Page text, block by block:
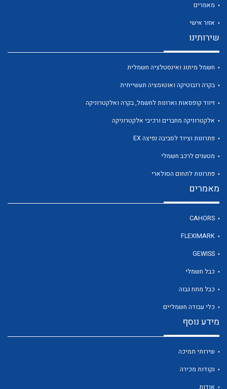
לכל מוצרי היצרן
מאמרים
אזור אישי
שירותינו
חשמל מיתוג ואינסטלציה חשמלית
בקרה רובוטיקה ואוטומציה תעשייתית
זיווד קופסאות וארונות לחשמל, בקרה ואלקטרוניקה
אלקטרוניקה מחברים ורכיבי אלקטרוניקה
פתרונות וציוד לסביבה נפיצה EX
מטענים לרכב חשמלי
פתרונות לתחום הסולארי
מאמרים
CAHORS
FLEXIMARK
GEWISS
כבל חשמלי
כבל מתח גבוה
כלי עבודה חשמליים
מידע נוסף
שירותי תמיכה
נקודות מכירה
אודות